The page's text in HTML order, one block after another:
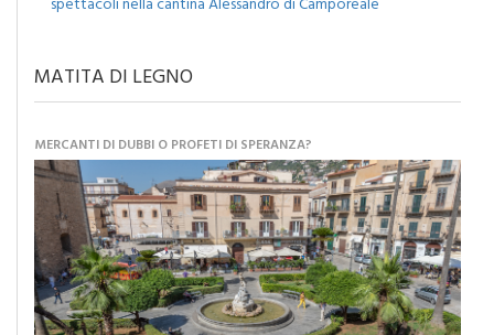
Kaid sotto le Stelle celebra 20 anni: vino, sapori e
MATITA DI LEGNO
MERCANTI DI DUBBI O PROFETI DI SPERANZA?